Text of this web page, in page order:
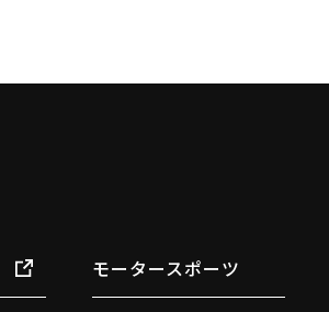
モータースポーツ